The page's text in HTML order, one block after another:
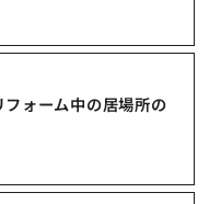
ォーム中の居場所の